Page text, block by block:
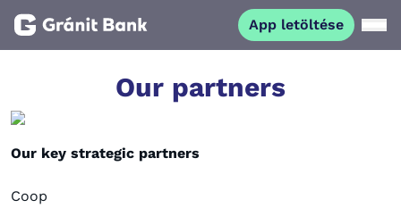
App letöltése
Magánszemélyeknek
Fiataloknak
Our partners
Our key strategic partners
Coop